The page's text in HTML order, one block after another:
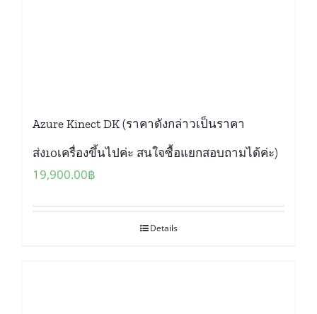
Azure Kinect DK (ราคาดังกล่าวเป็นราคา
ส่ง10เครื่องขึ้นไปค่ะ สนใจซื้อแยกสอบถามได้ค่ะ)
19,900.00฿
Details